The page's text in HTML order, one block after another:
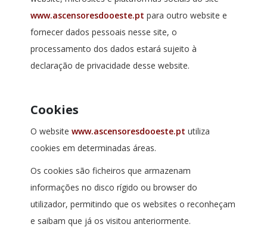
www.ascensoresdooeste.pt para outro website e
fornecer dados pessoais nesse site, o
processamento dos dados estará sujeito à
declaração de privacidade desse website.
Cookies
O website www.ascensoresdooeste.pt utiliza
cookies em determinadas áreas.
Os cookies são ficheiros que armazenam
informações no disco rígido ou browser do
utilizador, permitindo que os websites o reconheçam
e saibam que já os visitou anteriormente.